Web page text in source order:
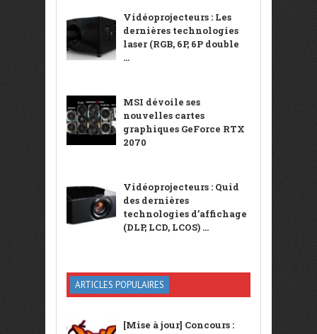
Vidéoprojecteurs : Les
dernières technologies
laser (RGB, 6P, 6P double
...
MSI dévoile ses
nouvelles cartes
graphiques GeForce RTX
2070
Vidéoprojecteurs : Quid
des dernières
technologies d’affichage
(DLP, LCD, LCOS) ...
ARTICLES POPULAIRES
[Mise à jour] Concours :